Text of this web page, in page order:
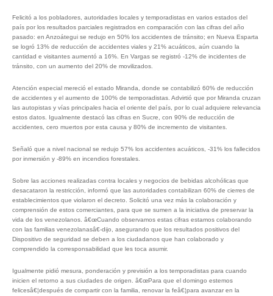
Felicitó a los pobladores, autoridades locales y temporadistas en varios estados del
país por los resultados parciales registrados en comparación con las cifras del año
pasado: en Anzoátegui se redujo en 50% los accidentes de tránsito; en Nueva Esparta
se logró 13% de reducción de accidentes viales y 21% acuáticos, aún cuando la
cantidad e visitantes aumentó a 16%. En Vargas se registró -12% de incidentes de
tránsito, con un aumento del 20% de movilizados.
Atención especial mereció el estado Miranda, donde se contabilizó 60% de reducción
de accidentes y el aumento de 100% de temporadistas. Advirtió que por Miranda cruzan
las autopistas y vías principales hacia el oriente del país, por lo cual adquiere relevancia
estos datos. Igualmente destacó las cifras en Sucre, con 90% de reducción de
accidentes, cero muertos por esta causa y 80% de incremento de visitantes.
Señaló que a nivel nacional se redujo 57% los accidentes acuáticos, -31% los fallecidos
por inmersión y -89% en incendios forestales.
Sobre las acciones realizadas contra locales y negocios de bebidas alcohólicas que
desacataron la restricción, informó que las autoridades contabilizan 60% de cierres de
establecimientos que violaron el decreto. Solicitó una vez más la colaboración y
comprensión de estos comerciantes, para que se sumen a la iniciativa de preservar la
vida de los venezolanos. â€œCuando observamos estas cifras estamos colaborando
con las familias venezolanasâ€-dijo, asegurando que los resultados positivos del
Dispositivo de seguridad se deben a los ciudadanos que han colaborado y
comprendido la corresponsabilidad que les toca asumir.
Igualmente pidió mesura, ponderación y previsión a los temporadistas para cuando
inicien el retorno a sus ciudades de origen. â€œPara que el domingo estemos
felicesâ€¦después de compartir con la familia, renovar la feâ€¦para avanzar en la